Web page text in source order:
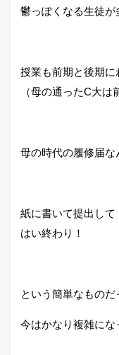
鬱っぽくなる生徒が
授業も前期と後期に
（母の通ったC大は
母の時代の履修届な
紙に書いて提出して
はい終わり！
という簡単なものだ
今はかなり複雑にな